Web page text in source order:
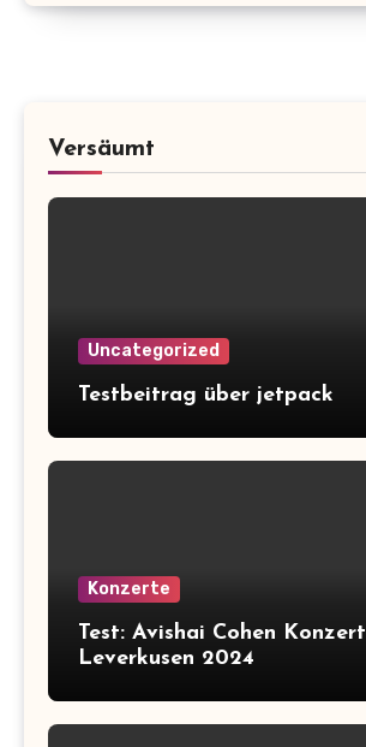
Versäumt
Uncategorized
Testbeitrag über jetpack
Konzerte
Test: Avishai Cohen Konzert
Leverkusen 2024